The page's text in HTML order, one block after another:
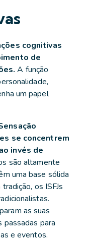
cognitivas
de
A função
um papel
se concentrem
invés de
são altamente
uma base sólida
os ISFJs
as suas
passadas para
e eventos.